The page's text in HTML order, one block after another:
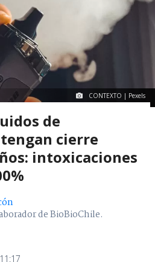
CONTEXTO | Pexels
de
cierre
intoxicaciones
de BioBioChile.